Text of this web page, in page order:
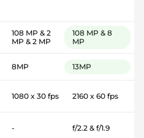
108 MP & 2
MP & 2 MP
108 MP & 8
MP
8MP 13MP
1080 x 30 fps 2160 x 60 fps
- f/2.2 & f/1.9